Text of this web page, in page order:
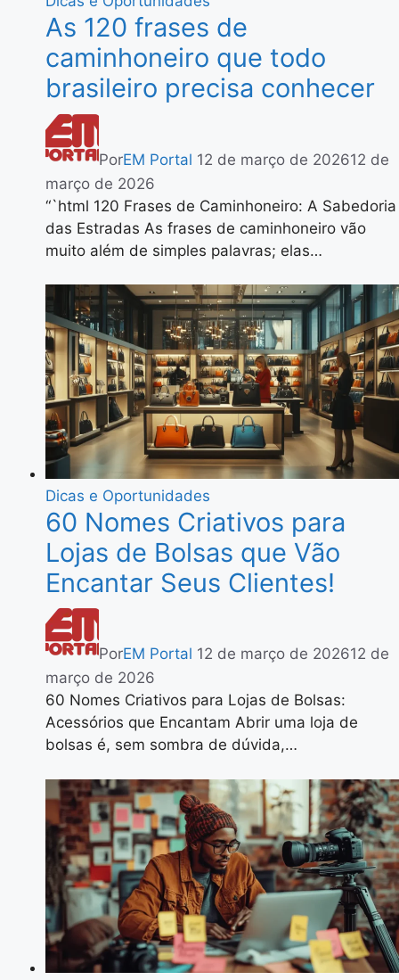
As 120 frases de
caminhoneiro que todo
brasileiro precisa conhecer
PorEM Portal 12 de março de 202612 de
março de 2026
“`html 120 Frases de Caminhoneiro: A Sabedoria
das Estradas As frases de caminhoneiro vão
muito além de simples palavras; elas…
Dicas e Oportunidades
60 Nomes Criativos para
Lojas de Bolsas que Vão
Encantar Seus Clientes!
PorEM Portal 12 de março de 202612 de
março de 2026
60 Nomes Criativos para Lojas de Bolsas:
Acessórios que Encantam Abrir uma loja de
bolsas é, sem sombra de dúvida,…